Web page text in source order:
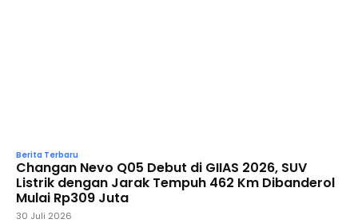
Berita Terbaru
Changan Nevo Q05 Debut di GIIAS 2026, SUV
Listrik dengan Jarak Tempuh 462 Km Dibanderol
Mulai Rp309 Juta
30 Juli 2026